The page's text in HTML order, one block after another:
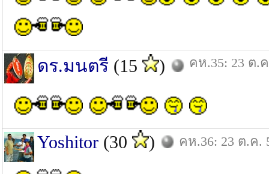
ดร.มนตรี (15 ) คห.35: 23 ต.
Yoshitor (30 ) คห.36: 23 ต.ค.